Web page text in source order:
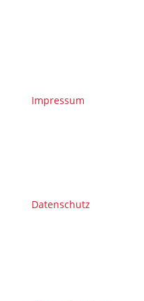
Impressum
Datenschutz